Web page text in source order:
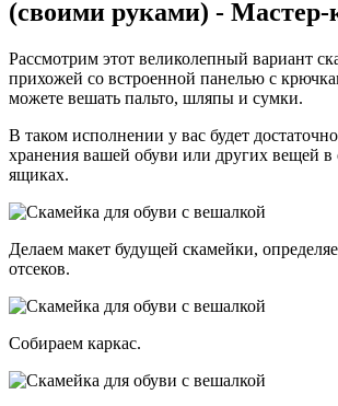
(своими руками) - Мастер-
Рассмотрим этот великолепный вариант
прихожей со встроенной панелью с
можете вешать пальто, шляпы и сумки.
В таком исполнении у вас будет
хранения вашей обуви или других вещей
ящиках.
Делаем макет будущей скамейки,
отсеков.
Собираем каркас.